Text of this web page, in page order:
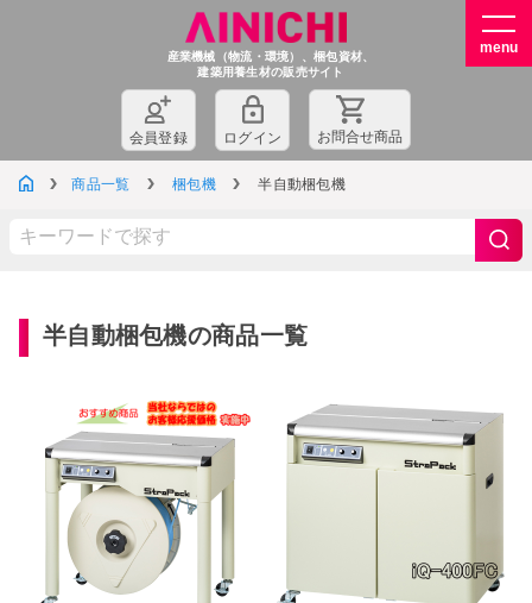
産業機械（物流・環境）、梱包資材、
建築用養生材の販売サイト
会員登録 ログイン お問合せ商品
商品一覧 梱包機 半自動梱包機
半自動梱包機の商品一覧